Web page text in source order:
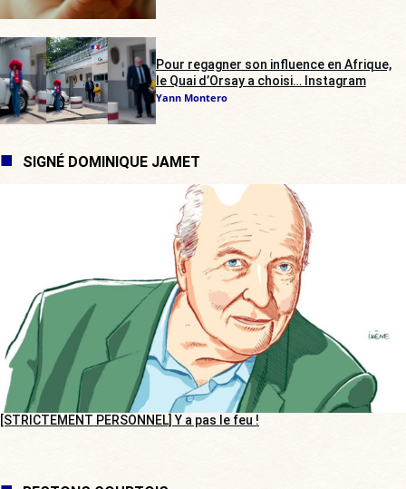
Pour regagner son influence en Afrique,
le Quai d’Orsay a choisi… Instagram
Yann Montero
SIGNÉ DOMINIQUE JAMET
[STRICTEMENT PERSONNEL] Y a pas le feu !